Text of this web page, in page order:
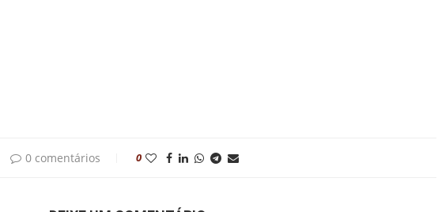
0 comentários 0